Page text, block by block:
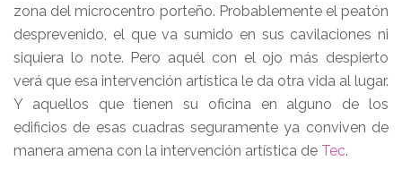
zona del microcentro porteño. Probablemente el peatón
desprevenido, el que va sumido en sus cavilaciones ni
siquiera lo note. Pero aquél con el ojo más despierto
verá que esa intervención artística le da otra vida al lugar.
Y aquellos que tienen su oficina en alguno de los
edificios de esas cuadras seguramente ya conviven de
manera amena con la intervención artística de Tec.